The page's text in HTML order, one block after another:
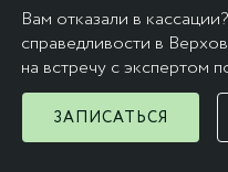
Вам отказали в
справедливости в
на встречу с экспертом
ЗАПИСАТЬСЯ